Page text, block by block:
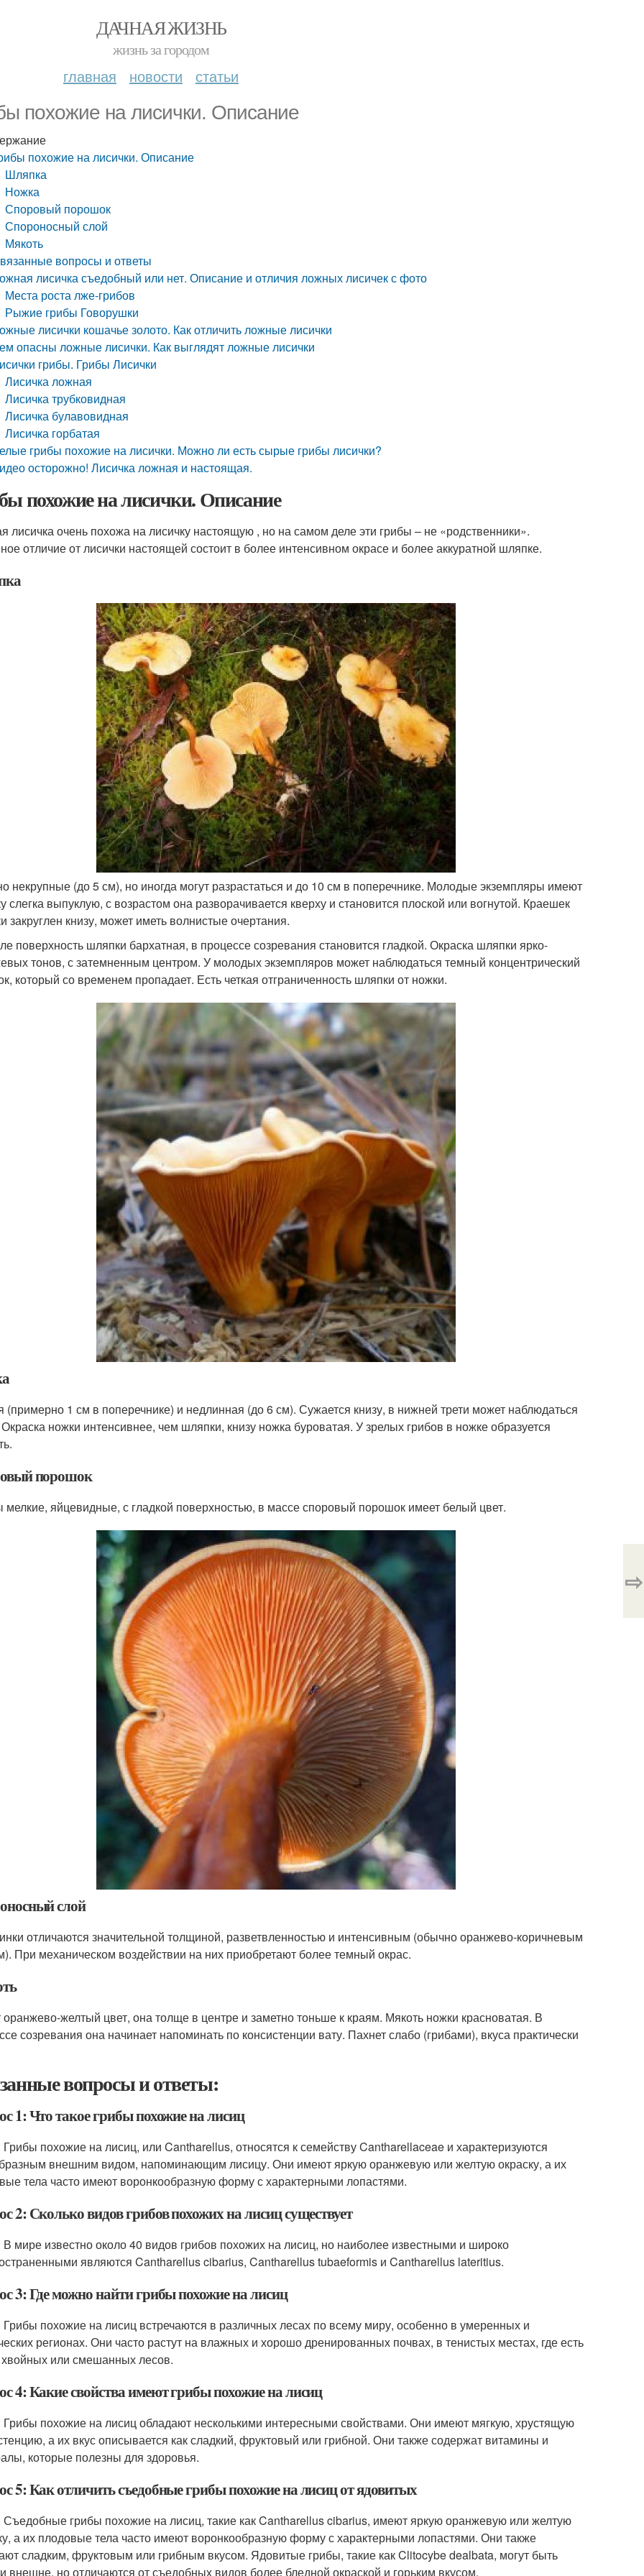
ДАЧНАЯ ЖИЗНЬ
жизнь за городом
главная новости статьи
похожие на лисички. Описание
похожие на лисички. Описание
Шляпка
Ножка
Споровый порошок
Спороносный слой
Мякоть
вопросы и ответы
лисичка съедобный или нет. Описание и отличия ложных лисичек с фото
Места роста лже-грибов
Рыжие грибы Говорушки
лисички кошачье золото. Как отличить ложные лисички
опасны ложные лисички. Как выглядят ложные лисички
грибы. Грибы Лисички
Лисичка ложная
Лисичка трубковидная
Лисичка булавовидная
Лисичка горбатая
грибы похожие на лисички. Можно ли есть сырые грибы лисички?
осторожно! Лисичка ложная и настоящая.
похожие на лисички. Описание
лисичка очень похожа на лисичку настоящую , но на самом деле эти грибы – не «родственники».
отличие от лисички настоящей состоит в более интенсивном окрасе и более аккуратной шляпке.
некрупные (до 5 см), но иногда могут разрастаться и до 10 см в поперечнике. Молодые экземпляры имеют
слегка выпуклую, с возрастом она разворачивается кверху и становится плоской или вогнутой. Краешек
закруглен книзу, может иметь волнистые очертания.
поверхность шляпки бархатная, в процессе созревания становится гладкой. Окраска шляпки ярко-
тонов, с затемненным центром. У молодых экземпляров может наблюдаться темный концентрический
который со временем пропадает. Есть четкая отграниченность шляпки от ножки.
(примерно 1 см в поперечнике) и недлинная (до 6 см). Сужается книзу, в нижней трети может наблюдаться
Окраска ножки интенсивнее, чем шляпки, книзу ножка буроватая. У зрелых грибов в ножке образуется
порошок
яйцевидные, с гладкой поверхностью, в массе споровый порошок имеет белый цвет.
слой
отличаются значительной толщиной, разветвленностью и интенсивным (обычно оранжево-коричневым
При механическом воздействии на них приобретают более темный окрас.
желтый цвет, она толще в центре и заметно тоньше к краям. Мякоть ножки красноватая. В
созревания она начинает напоминать по консистенции вату. Пахнет слабо (грибами), вкуса практически
вопросы и ответы:
1: Что такое грибы похожие на лисиц
Грибы похожие на лисиц, или Cantharellus, относятся к семейству Cantharellaceae и характеризуются
внешним видом, напоминающим лисицу. Они имеют яркую оранжевую или желтую окраску, а их
тела часто имеют воронкообразную форму с характерными лопастями.
2: Сколько видов грибов похожих на лисиц существует
В мире известно около 40 видов грибов похожих на лисиц, но наиболее известными и широко
являются Cantharellus cibarius, Cantharellus tubaeformis и Cantharellus lateritius.
3: Где можно найти грибы похожие на лисиц
Грибы похожие на лисиц встречаются в различных лесах по всему миру, особенно в умеренных и
регионах. Они часто растут на влажных и хорошо дренированных почвах, в тенистых местах, где есть
или смешанных лесов.
4: Какие свойства имеют грибы похожие на лисиц
Грибы похожие на лисиц обладают несколькими интересными свойствами. Они имеют мягкую, хрустящую
а их вкус описывается как сладкий, фруктовый или грибной. Они также содержат витамины и
которые полезны для здоровья.
5: Как отличить съедобные грибы похожие на лисиц от ядовитых
Съедобные грибы похожие на лисиц, такие как Cantharellus cibarius, имеют яркую оранжевую или желтую
а их плодовые тела часто имеют воронкообразную форму с характерными лопастями. Они также
сладким, фруктовым или грибным вкусом. Ядовитые грибы, такие как Clitocybe dealbata, могут быть
внешне, но отличаются от съедобных видов более бледной окраской и горьким вкусом.
⇨